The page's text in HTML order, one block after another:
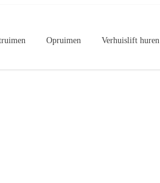
Opruimen Verhuislift huren